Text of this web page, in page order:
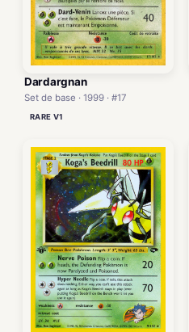
Dardargnan
Set de base · 1999 · #17
RARE V1